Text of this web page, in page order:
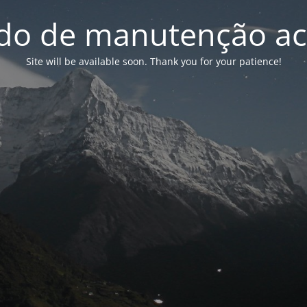
de manutenção
Site will be available soon. Thank you for your patience!